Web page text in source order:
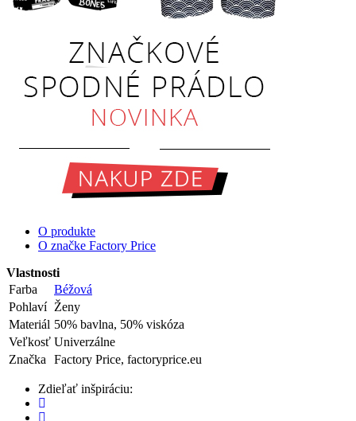
O produkte
O značke Factory Price
Vlastnosti
Farba
Béžová
Pohlaví Ženy
Materiál 50% bavlna, 50% viskóza
Veľkosť Univerzálne
Značka
Factory Price, factoryprice.eu
Zdieľať inšpiráciu: